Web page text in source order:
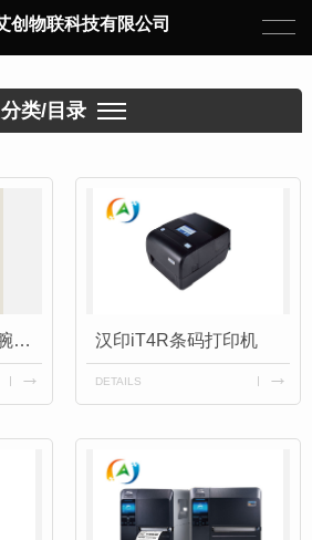
创物联科技有限公司
分类/目录
MakelD Ds50S-2N腕带打印机/标签条码打印机热敏腕带标签打印 汉印iT4R条码打印机
DETAILS